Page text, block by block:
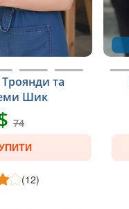
Троянди та
Шик
74
(12)